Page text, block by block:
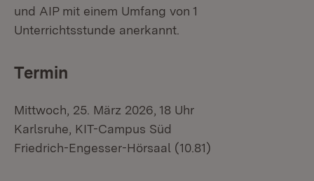
und AIP mit einem Umfang von 1
Unterrichtsstunde anerkannt.
Termin
Mittwoch, 25. März 2026, 18 Uhr
Karlsruhe, KIT-Campus Süd
Friedrich-Engesser-Hörsaal (10.81)